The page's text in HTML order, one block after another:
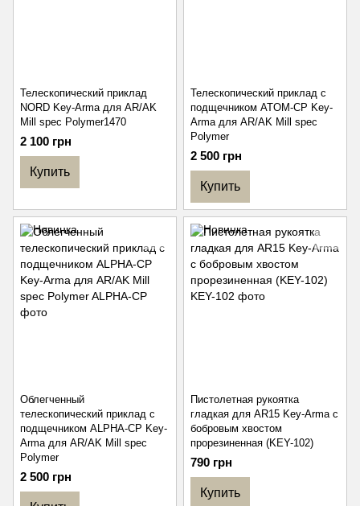
Телескопический приклад
NORD Key-Arma для AR/AK
Mill spec Polymer1470
2 100 грн
Купить
Телескопический приклад с
подщечником ATOM-CP Key-
Arma для AR/AK Mill spec
Polymer
2 500 грн
Купить
Облегченный
телескопический приклад с
подщечником ALPHA-CP Key-
Arma для AR/AK Mill spec
Polymer
2 500 грн
Пистолетная рукоятка
гладкая для AR15 Key-Arma с
бобровым хвостом
прорезиненная (KEY-102)
790 грн
Купить